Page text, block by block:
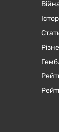
Різне